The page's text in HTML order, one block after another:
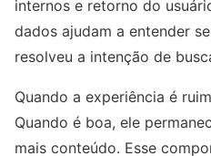
internos e retorno do
dados ajudam a entender
resolveu a intenção de
Quando a experiência é
Quando é boa, ele
mais conteúdo. Esse